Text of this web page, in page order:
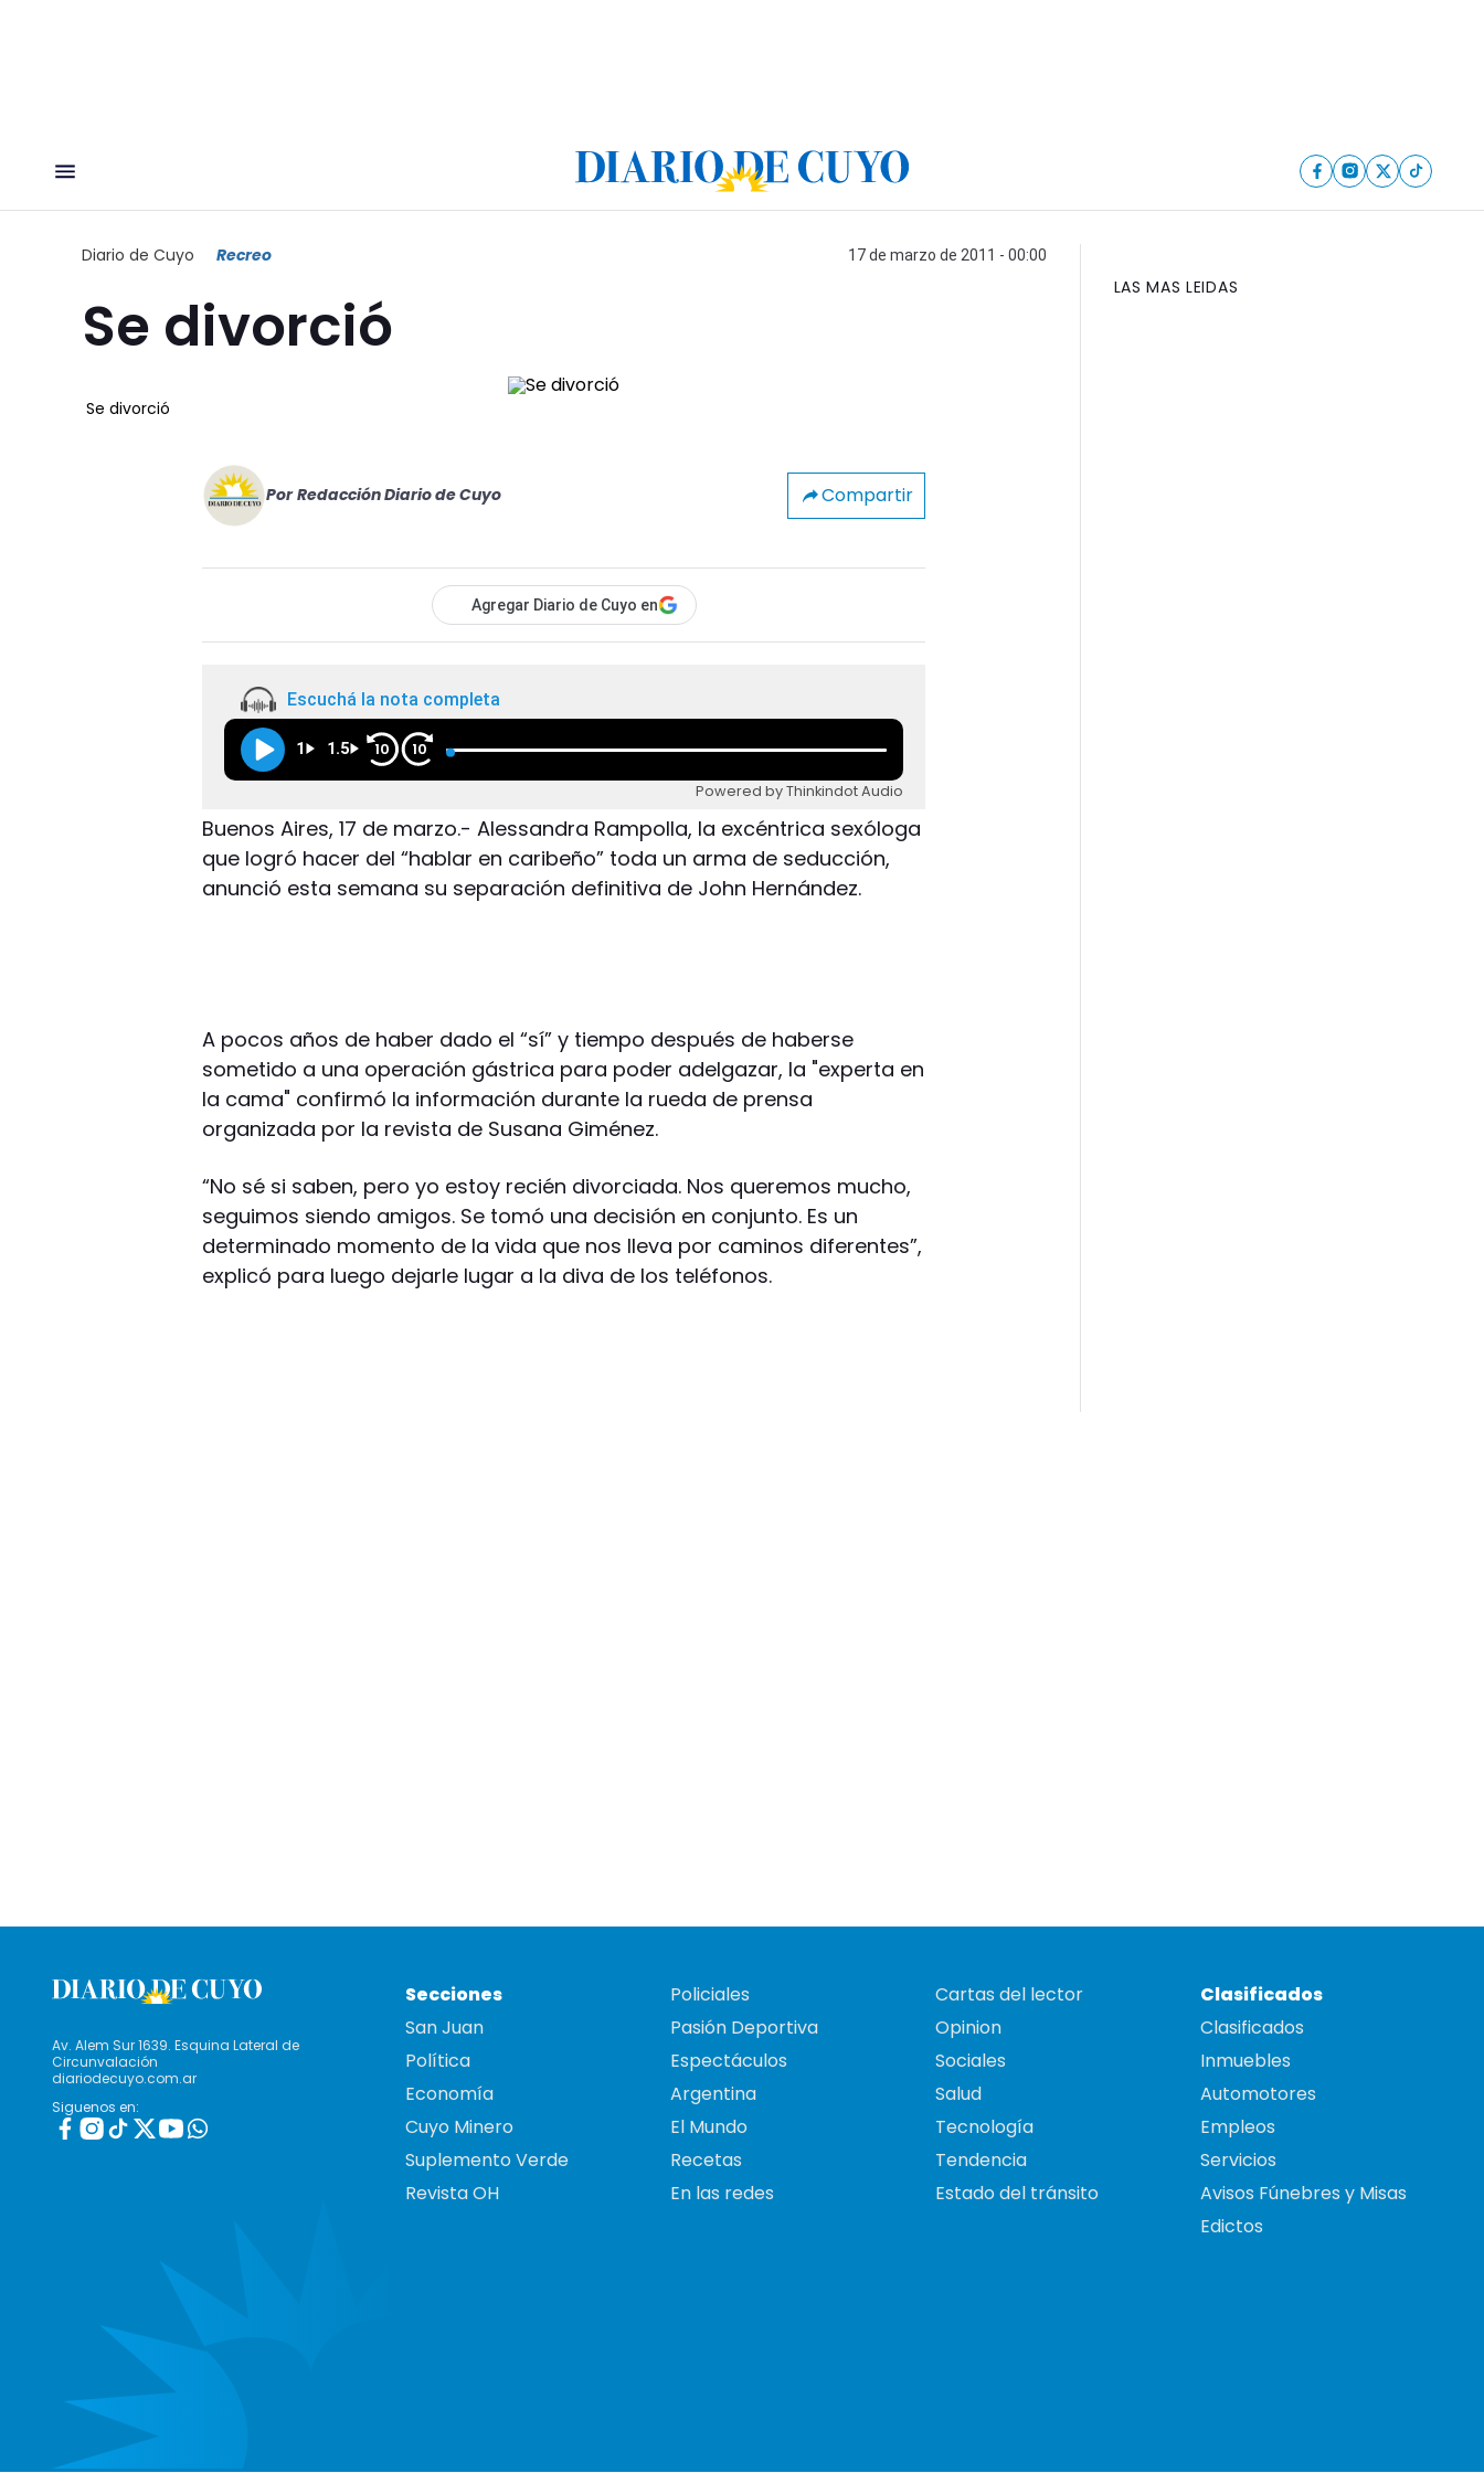
Diario de Cuyo Recreo 17 de marzo de 2011 - 00:00
Se divorció
Se divorció
Por Redacción Diario de Cuyo Compartir
Agregar Diario de Cuyo en
Escuchá la nota completa
1 1.5 10 10
Powered by Thinkindot Audio
Buenos Aires, 17 de marzo.- Alessandra Rampolla, la excéntrica sexóloga
que logró hacer del “hablar en caribeño” toda un arma de seducción,
anunció esta semana su separación definitiva de John Hernández.
A pocos años de haber dado el “sí” y tiempo después de haberse
sometido a una operación gástrica para poder adelgazar, la "experta en
la cama" confirmó la información durante la rueda de prensa
organizada por la revista de Susana Giménez.
“No sé si saben, pero yo estoy recién divorciada. Nos queremos mucho,
seguimos siendo amigos. Se tomó una decisión en conjunto. Es un
determinado momento de la vida que nos lleva por caminos diferentes”,
explicó para luego dejarle lugar a la diva de los teléfonos.
LAS MAS LEIDAS
Av. Alem Sur 1639. Esquina Lateral de
Circunvalación
diariodecuyo.com.ar
Siguenos en:
Secciones
San Juan
Política
Economía
Cuyo Minero
Suplemento Verde
Revista OH
Policiales
Pasión Deportiva
Espectáculos
Argentina
El Mundo
Recetas
En las redes
Cartas del lector
Opinion
Sociales
Salud
Tecnología
Tendencia
Estado del tránsito
Clasificados
Clasificados
Inmuebles
Automotores
Empleos
Servicios
Avisos Fúnebres y Misas
Edictos